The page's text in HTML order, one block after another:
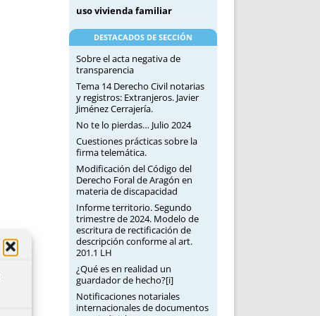
uso vivienda familiar
DESTACADOS DE SECCIÓN
Sobre el acta negativa de
transparencia
Tema 14 Derecho Civil notarias
y registros: Extranjeros. Javier
Jiménez Cerrajería.
No te lo pierdas… Julio 2024
Cuestiones prácticas sobre la
firma telemática.
Modificación del Código del
Derecho Foral de Aragón en
materia de discapacidad
Informe territorio. Segundo
trimestre de 2024. Modelo de
escritura de rectificación de
descripción conforme al art.
201.1 LH
¿Qué es en realidad un
guardador de hecho?[i]
Notificaciones notariales
internacionales de documentos